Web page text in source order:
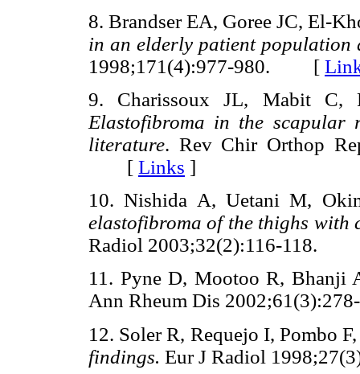
8. Brandser EA, Goree JC, El-
in an elderly patient population
1998;171(4):977-980. [
9. Charissoux JL, Mabit C,
Elastofibroma in the scapular
literature. Rev Chir Orthop
[ Links ]
10. Nishida A, Uetani M,
elastofibroma of the thighs with
Radiol 2003;32(2):116-
11. Pyne D, Mootoo R, Bhanji
Ann Rheum Dis
12. Soler R, Requejo I, Pombo
findings. Eur J Radiol